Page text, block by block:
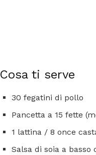
Cosa ti serve
30 fegatini di pollo
Pancetta a 15 fette
1 lattina / 8 once
Salsa di soia a